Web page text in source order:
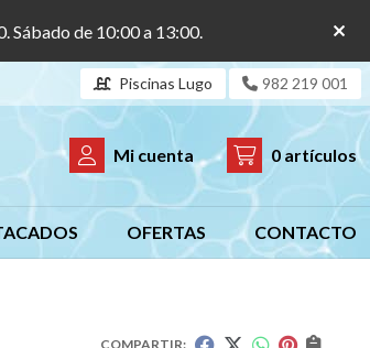
Sábado de 10:00 a 13:00.
Piscinas Lugo 982 219 001
Mi cuenta 0 artículos
OFERTAS CONTACTO
COMPARTIR: